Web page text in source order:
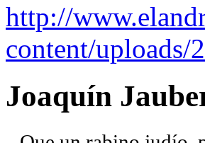
http://
content/uploads/
Joaquín